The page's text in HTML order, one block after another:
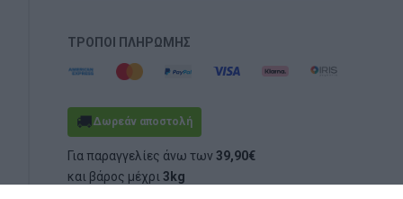
ΤΡΌΠΟΙ ΠΛΗΡΩΜΉΣ
🚚Δωρεάν αποστολή
Για παραγγελίες άνω των39,90€
και βάρος μέχρι3kg